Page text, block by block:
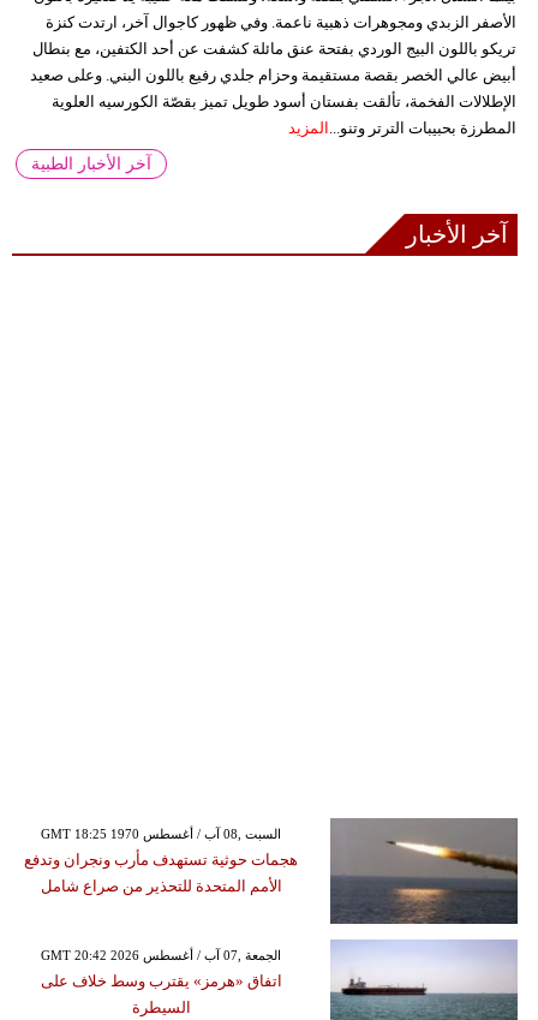
الأصفر الزبدي ومجوهرات ذهبية ناعمة. وفي ظهور كاجوال آخر، ارتدت كنزة
تريكو باللون البيج الوردي بفتحة عنق مائلة كشفت عن أحد الكتفين، مع بنطال
أبيض عالي الخصر بقصة مستقيمة وحزام جلدي رفيع باللون البني. وعلى صعيد
الإطلالات الفخمة، تألقت بفستان أسود طويل تميز بقصّة الكورسيه العلوية
المطرزة بحبيبات الترتر وتنو... المزيد
آخر الأخبار الطبية
آخر الأخبار
GMT 18:25 1970 السبت ,08 آب / أغسطس
هجمات حوثية تستهدف مأرب ونجران وتدفع
الأمم المتحدة للتحذير من صراع شامل
GMT 20:42 2026 الجمعة ,07 آب / أغسطس
اتفاق «هرمز» يقترب وسط خلاف على
السيطرة